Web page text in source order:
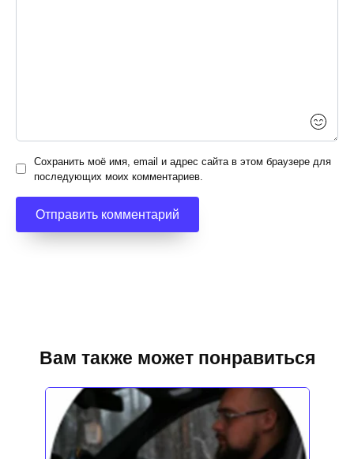
Сохранить моё имя, email и адрес сайта в этом браузере для
последующих моих комментариев.
Вам также может понравиться